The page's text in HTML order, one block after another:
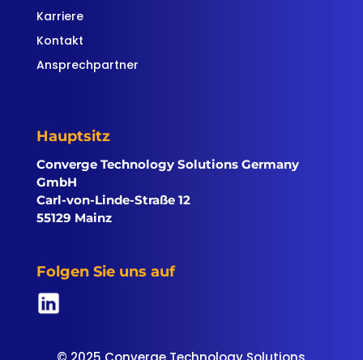
Karriere
Kontakt
Ansprechpartner
Hauptsitz
Converge Technology Solutions Germany
GmbH
Carl-von-Linde-Straße 12
55129 Mainz
Folgen Sie uns auf